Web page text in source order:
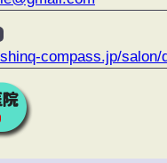
compass.jp/salon/